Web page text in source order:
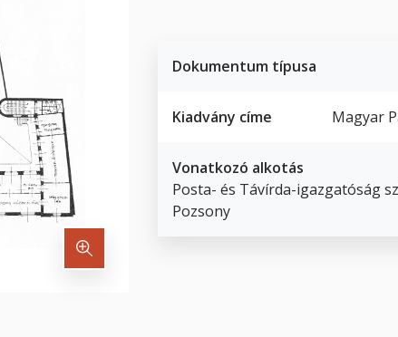
Dokumentum típusa
Kiadvány címe Magyar
Vonatkozó alkotás
Posta- és Távírda-igazgatóság
Pozsony